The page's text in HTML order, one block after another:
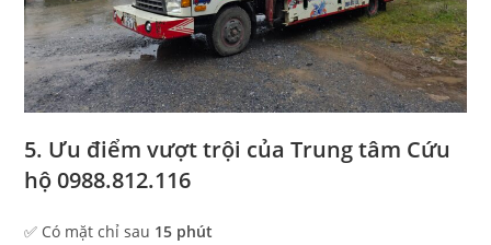
5. Ưu điểm vượt trội của Trung tâm Cứu
hộ 0988.812.116
✅ Có mặt chỉ sau 15 phút